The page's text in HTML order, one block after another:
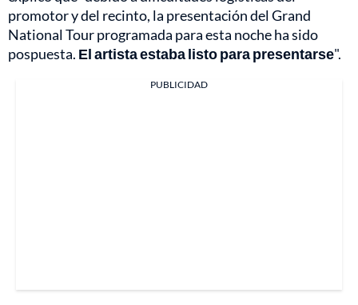
promotor y del recinto, la presentación del Grand
National Tour programada para esta noche ha sido
pospuesta. El artista estaba listo para presentarse".
PUBLICIDAD